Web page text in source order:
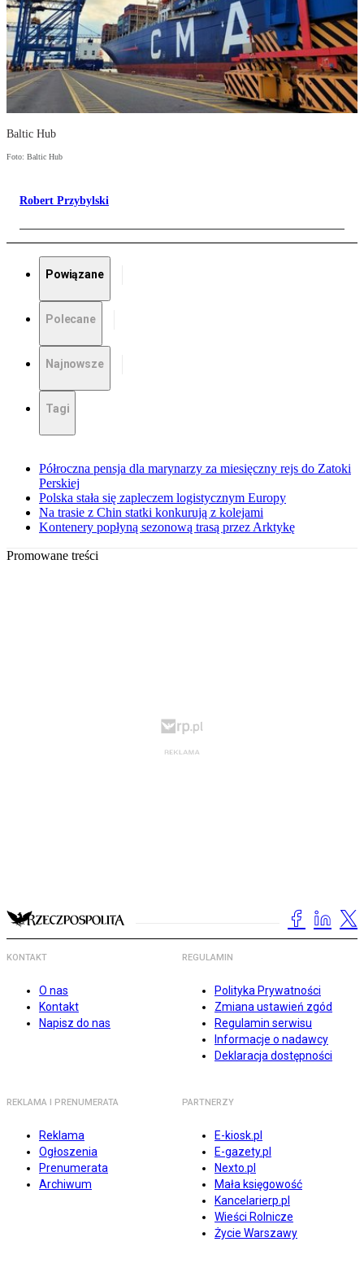
Baltic Hub
Foto: Baltic Hub
Robert Przybylski
Powiązane
Polecane
Najnowsze
Tagi
Półroczna pensja dla marynarzy za miesięczny rejs do Zatoki
Perskiej
Polska stała się zapleczem logistycznym Europy
Na trasie z Chin statki konkurują z kolejami
Kontenery popłyną sezonową trasą przez Arktykę
Promowane treści
KONTAKT
O nas
Kontakt
Napisz do nas
REGULAMIN
Polityka Prywatności
Zmiana ustawień zgód
Regulamin serwisu
Informacje o nadawcy
Deklaracja dostępności
REKLAMA I PRENUMERATA
Reklama
Ogłoszenia
Prenumerata
Archiwum
PARTNERZY
E-kiosk.pl
E-gazety.pl
Nexto.pl
Mała księgowość
Kancelarierp.pl
Wieści Rolnicze
Życie Warszawy